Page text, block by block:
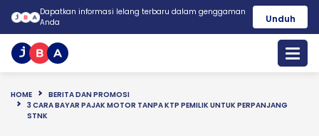
Dapatkan informasi lelang terbaru dalam genggaman
Anda
Unduh
HOME
BERITA DAN PROMOSI
3 CARA BAYAR PAJAK MOTOR TANPA KTP PEMILIK UNTUK PERPANJANG
STNK